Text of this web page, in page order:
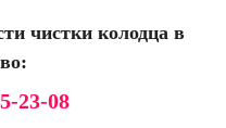
чистки колодца в
23-08